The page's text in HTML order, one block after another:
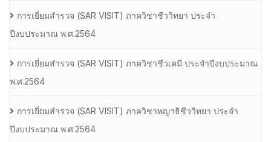
การเยี่ยมสํารวจ (SAR VISIT) ภาควิชาชีววิทยา ประจํา
ปีงบประมาณ พ.ศ.2564
การเยี่ยมสํารวจ (SAR VISIT) ภาควิชาชีวเคมี ประจําปีงบประมาณ
พ.ศ.2564
การเยี่ยมสํารวจ (SAR VISIT) ภาควิชาพญาธิชีววิทยา ประจํา
ปีงบประมาณ พ.ศ.2564